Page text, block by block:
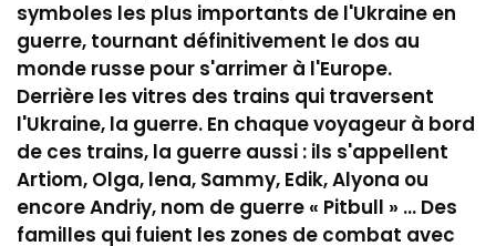
symboles les plus importants de l'Ukraine en
guerre, tournant définitivement le dos au
monde russe pour s'arrimer à l'Europe.
Derrière les vitres des trains qui traversent
l'Ukraine, la guerre. En chaque voyageur à bord
de ces trains, la guerre aussi : ils s'appellent
Artiom, Olga, lena, Sammy, Edik, Alyona ou
encore Andriy, nom de guerre « Pitbull » ... Des
familles qui fuient les zones de combat avec